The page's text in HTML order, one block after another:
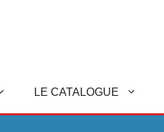
LE CATALOGUE